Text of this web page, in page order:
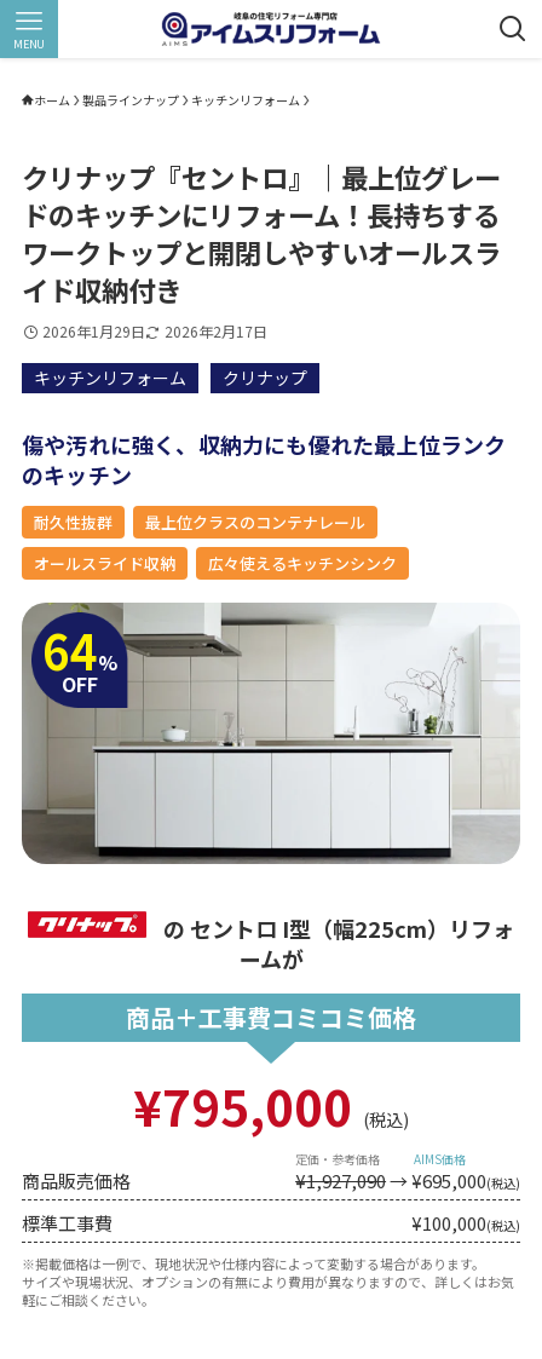
MENU
ホーム 製品ラインナップ キッチンリフォーム
クリナップ『セントロ』｜最上位グレー
ドのキッチンにリフォーム！長持ちする
ワークトップと開閉しやすいオールスラ
イド収納付き
2026年1月29日 2026年2月17日
キッチンリフォーム クリナップ
傷や汚れに強く、収納力にも優れた最上位ランク
のキッチン
耐久性抜群
最上位クラスのコンテナレール
オールスライド収納
広々使えるキッチンシンク
64%
OFF
の セントロ I型（幅225cm）リフォ
ームが
商品＋工事費コミコミ価格
¥795,000 (税込)
商品販売価格 ¥1,927,090→ ¥695,000(税込)
標準工事費 ¥100,000(税込)
※掲載価格は一例で、現地状況や仕様内容によって変動する場合があります。
サイズや現場状況、オプションの有無により費用が異なりますので、詳しくはお気
軽にご相談ください。